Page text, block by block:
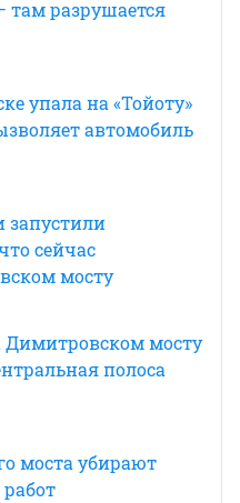
там разрушается
упала на «Тойоту»
автомобиль
запустили
сейчас
мосту
Димитровском мосту
полоса
моста убирают